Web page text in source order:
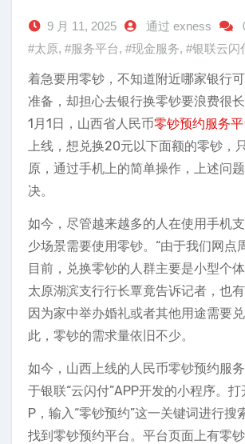
9 月 11, 2025 通过 exness
#太原, #服务平台, #现金服务, #银联云闪
着急要用零钞，不知道附近哪家银行
准备，却担心去银行换零钞要浪费很
1月1日，山西省人民币零钞预约服务平
上线，想兑换20元以下面额的零钞，
原，通过手机上的简单操作，上述问
决。
如今，尽管越来越多的人在使用手机
少场景需要使用零钞。“由于我们网点
目前，兑换零钞的人群主要是小型个
太原湖滨支行行长覃竟告诉记者，也
因为家中举办婚礼或者其他用途需要
此，零钞的需求量依旧不少。
如今，山西上线的人民币零钞预约服
于银联“云闪付”APP开发的小程序。打
P，输入“零钞预约”这一关键词进行搜
找到零钞预约平台。平台页面上有零